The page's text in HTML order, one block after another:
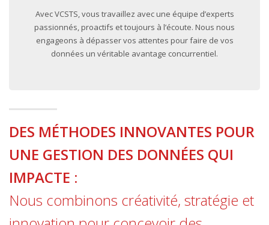
Avec VCSTS, vous travaillez avec une équipe d’experts
passionnés, proactifs et toujours à l’écoute. Nous nous
engageons à dépasser vos attentes pour faire de vos
données un véritable avantage concurrentiel.
DES MÉTHODES INNOVANTES POUR
UNE GESTION DES DONNÉES QUI
IMPACTE :
Nous combinons créativité, stratégie et